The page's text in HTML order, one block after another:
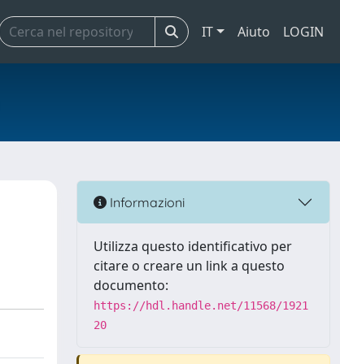
IT Aiuto LOGIN
Informazioni
Utilizza questo identificativo per
citare o creare un link a questo
documento:
https://hdl.handle.net/11568/1921
20